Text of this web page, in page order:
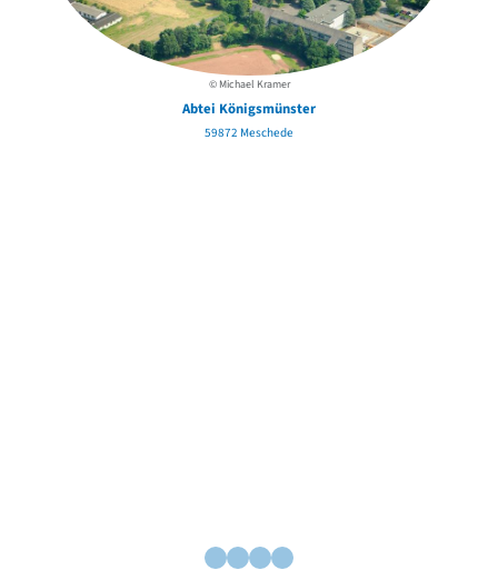
© Michael Kramer
Abtei Königsmünster
59872 Meschede